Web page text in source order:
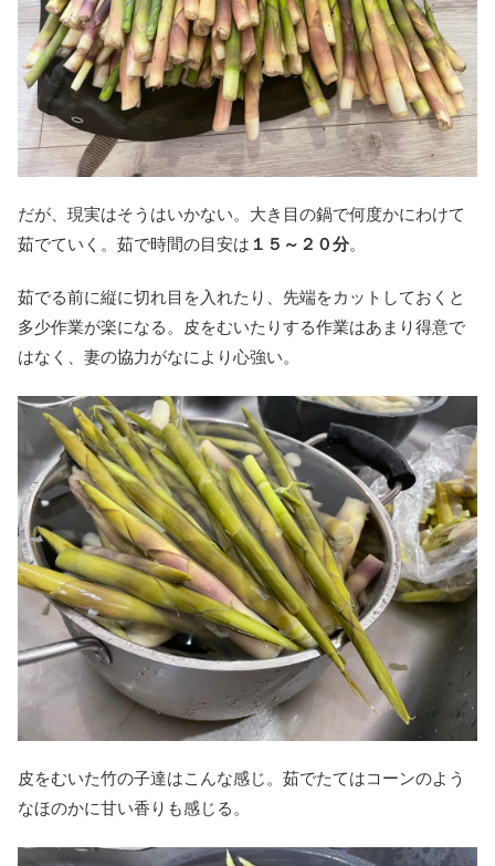
だが、現実はそうはいかない。大き目の鍋で何度かにわけて
茹でていく。茹で時間の目安は １５～２０分。
茹でる前に縦に切れ目を入れたり、先端をカットしておくと
多少作業が楽になる。皮をむいたりする作業はあまり得意で
はなく、妻の協力がなにより心強い。
皮をむいた竹の子達はこんな感じ。茹でたてはコーンのよう
なほのかに甘い香りも感じる。